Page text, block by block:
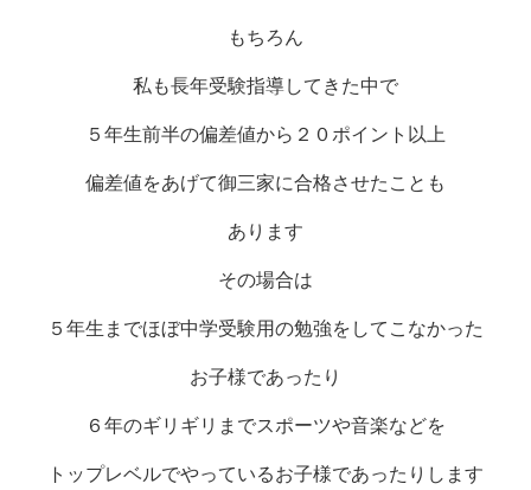
もちろん
私も長年受験指導してきた中で
５年生前半の偏差値から２０ポイント以上
偏差値をあげて御三家に合格させたことも
あります
その場合は
５年生までほぼ中学受験用の勉強をしてこなかった
お子様であったり
６年のギリギリまでスポーツや音楽などを
トップレベルでやっているお子様であったりします